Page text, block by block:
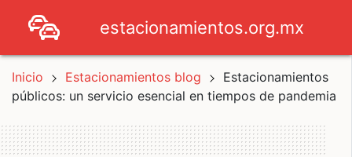
estacionamientos.org.mx
Inicio Estacionamientos blog
Estacionamientos
públicos: un servicio esencial en tiempos de pandemia